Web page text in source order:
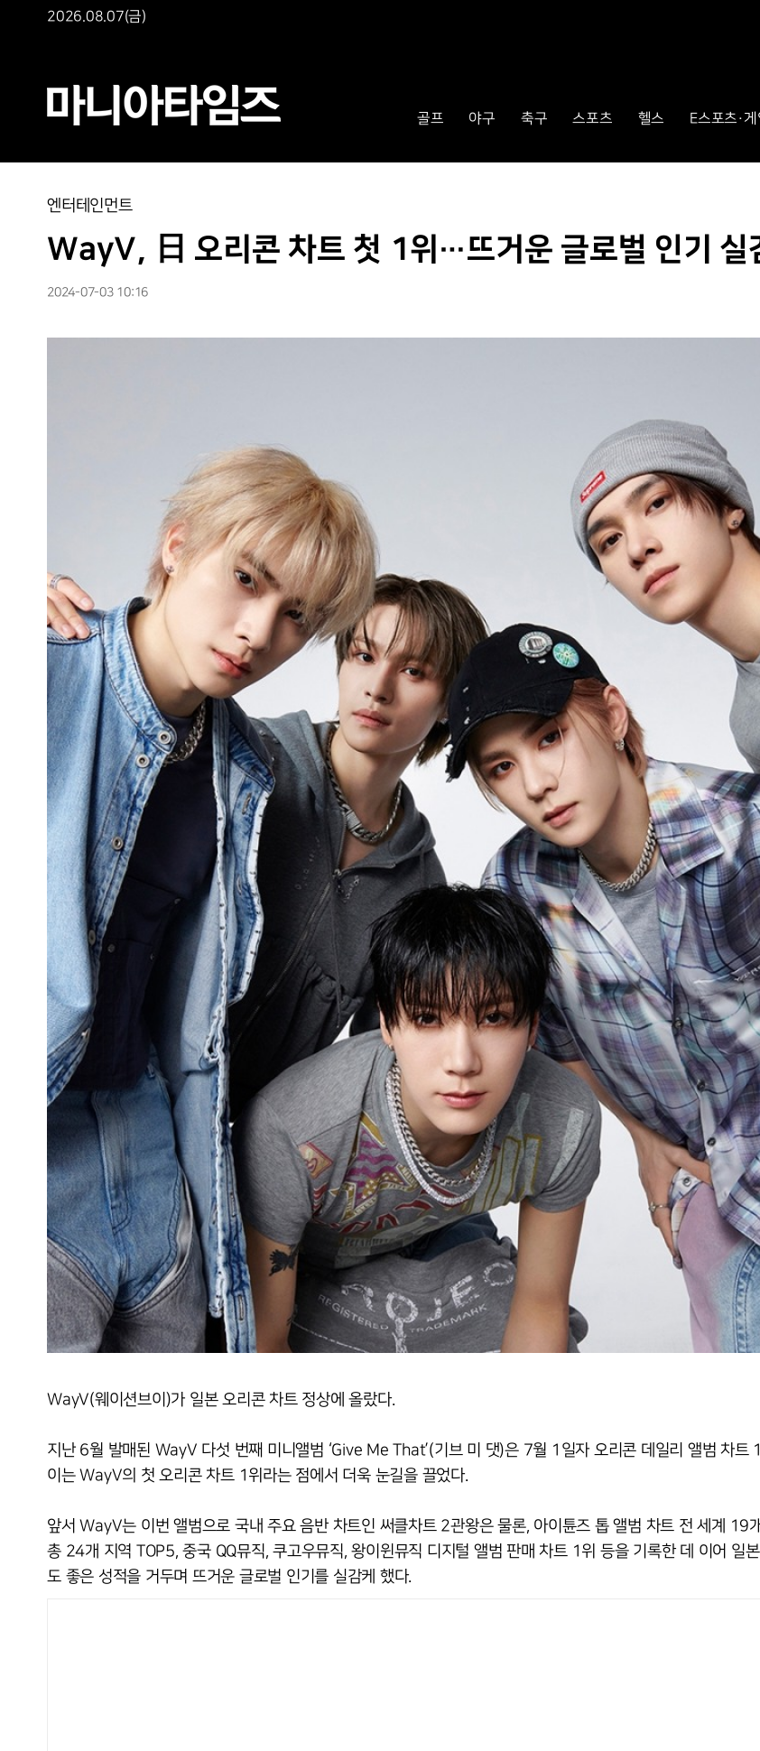
2026.08.07(금)
골프 야구 축구 스포츠 헬스 E스포츠·게
엔터테인먼트
WayV, 日 오리콘 차트 첫 1위…뜨거운 글로벌 인기 실
2024-07-03 10:16
WayV(웨이션브이)가 일본 오리콘 차트 정상에 올랐다.
지난 6월 발매된 WayV 다섯 번째 미니앨범 ‘Give Me That’(기브 미 댓)은 7월 1일자 오리콘 데일리 앨범 차트
이는 WayV의 첫 오리콘 차트 1위라는 점에서 더욱 눈길을 끌었다.
앞서 WayV는 이번 앨범으로 국내 주요 음반 차트인 써클차트 2관왕은 물론, 아이튠즈 톱 앨범 차트 전 세계 19
총 24개 지역 TOP5, 중국 QQ뮤직, 쿠고우뮤직, 왕이윈뮤직 디지털 앨범 판매 차트 1위 등을 기록한 데 이어 일
도 좋은 성적을 거두며 뜨거운 글로벌 인기를 실감케 했다.